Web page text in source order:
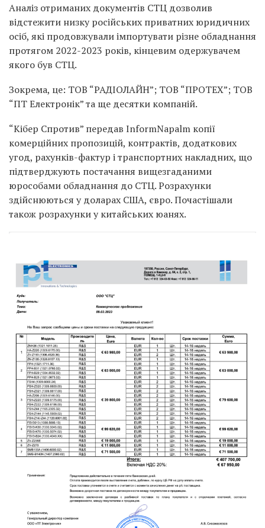
Аналіз отриманих документів СТЦ дозволив
відстежити низку російських приватних юридичних
осіб, які продовжували імпортувати різне обладнання
протягом 2022-2023 років, кінцевим одержувачем
якого був СТЦ.
Зокрема, це: ТОВ “РАДІОЛАЙН”; ТОВ “ПРОТЕХ”; ТОВ
“ПТ Електронік” та ще десятки компаній.
“Кібер Спротив” передав InformNapalm копії
комерційних пропозицій, контрактів, додаткових
угод, рахунків-фактур і транспортних накладних, що
підтверджують постачання вищезгаданими
юрособами обладнання до СТЦ. Розрахунки
здійснюються у доларах США, євро. Почастішали
також розрахунки у китайських юанях.